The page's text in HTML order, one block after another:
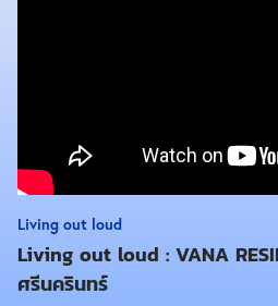
แต่อย่างไรก็ตามโครงการที่มีภ
เพราะฉะนั้นควรจะประเมินตนเ
โครงการที่เราเลือกมานั้นอยู่ใน
การยื่นกู้ของตนเองหรือไม่ เพรา
Living out loud
Living out loud : VANA
ศรีนครินทร์